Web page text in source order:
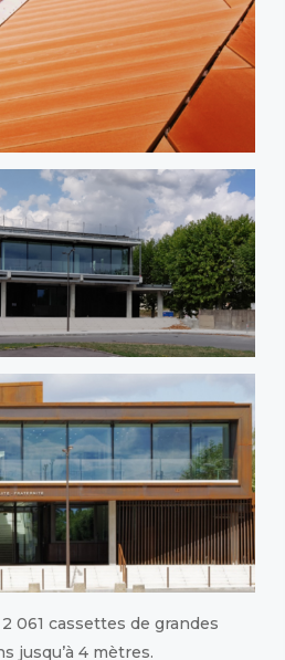
061 cassettes de grandes
jusqu’à 4 mètres.